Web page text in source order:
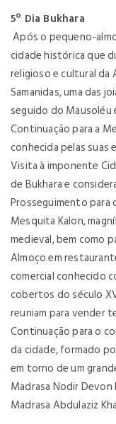
5º Dia Bukhara
Após o pequeno-
cidade histórica que
religioso e cultural da
Samanidas, uma das
seguido do Mausoléu
Continuação para a
conhecida pelas suas
Visita à imponente
de Bukhara e
Prosseguimento para
Mesquita Kalon,
medieval, bem como
Almoço em
comercial conhecido
cobertos do século
reuniam para vender
Continuação para o
da cidade, formado
em torno de um
Madrasa Nodir Devon
Madrasa Abdulaziz